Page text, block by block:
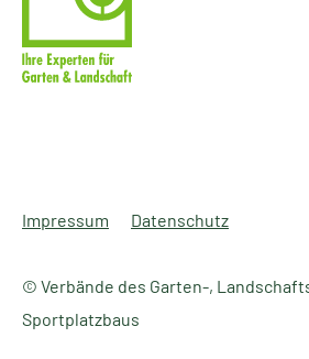
© Verbände des Garten-,
Sportplatzbaus
Impressum Datenschutz